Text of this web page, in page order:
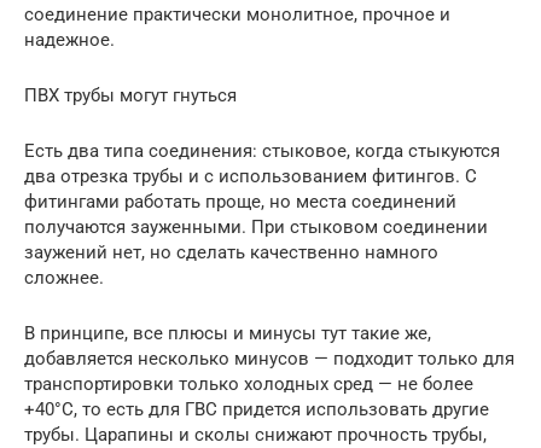
соединение практически монолитное, прочное и
надежное.
ПВХ трубы могут гнуться
Есть два типа соединения: стыковое, когда стыкуются
два отрезка трубы и с использованием фитингов. С
фитингами работать проще, но места соединений
получаются зауженными. При стыковом соединении
заужений нет, но сделать качественно намного
сложнее.
В принципе, все плюсы и минусы тут такие же,
добавляется несколько минусов — подходит только для
транспортировки только холодных сред — не более
+40°C, то есть для ГВС придется использовать другие
трубы. Царапины и сколы снижают прочность трубы,